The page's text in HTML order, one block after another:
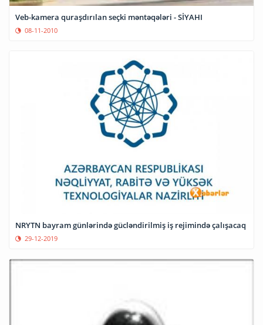
Veb-kamera quraşdırılan seçki məntəqələri - SİYAHI
08-11-2010
NRYTN bayram günlərində gücləndirilmiş iş rejimində çalışacaq
29-12-2019